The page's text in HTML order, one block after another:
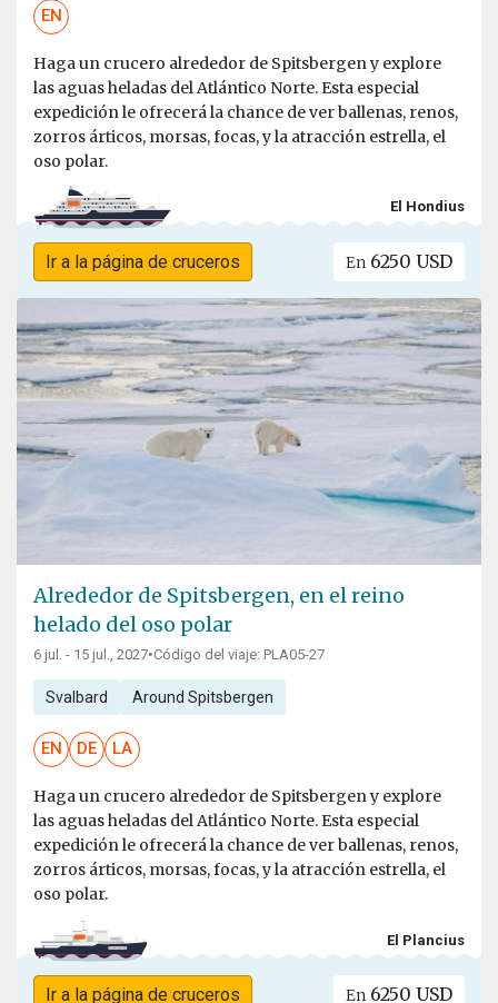
EN
Haga un crucero alrededor de Spitsbergen y explore
las aguas heladas del Atlántico Norte. Esta especial
expedición le ofrecerá la chance de ver ballenas, renos,
zorros árticos, morsas, focas, y la atracción estrella, el
oso polar.
El Hondius
Ir a la página de cruceros En 6250 USD
Alrededor de Spitsbergen, en el reino
helado del oso polar
6 jul. - 15 jul., 2027•Código del viaje: PLA05-27
Svalbard Around Spitsbergen
EN DE LA
Haga un crucero alrededor de Spitsbergen y explore
las aguas heladas del Atlántico Norte. Esta especial
expedición le ofrecerá la chance de ver ballenas, renos,
zorros árticos, morsas, focas, y la atracción estrella, el
oso polar.
El Plancius
Ir a la página de cruceros En 6250 USD